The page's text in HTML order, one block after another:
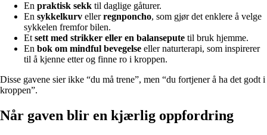
En praktisk sekk til daglige gåturer.
En sykkelkurv ellerregnponcho, som gjør det enklere å velge
sykkelen fremfor bilen.
Et sett med strikker eller en balansepute til bruk hjemme.
En bok om mindful bevegelse eller naturterapi, som inspirerer
til å kjenne etter og finne ro i kroppen.
Disse gavene sier ikke “du må trene”, men “du fortjener å ha det godt i
kroppen”.
Når gaven blir en kjærlig oppfordring